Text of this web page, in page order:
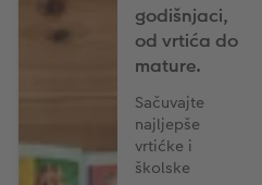
godišnjaci,
od vrtića do
mature.
Sačuvajte
najljepše
vrtićke i
školske